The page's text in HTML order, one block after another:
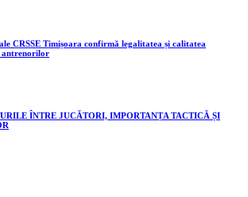
CRSSE Timișoara confirmă legalitatea și calitatea
antrenorilor
ÎNTRE JUCĂTORI, IMPORTANȚA TACTICĂ ȘI